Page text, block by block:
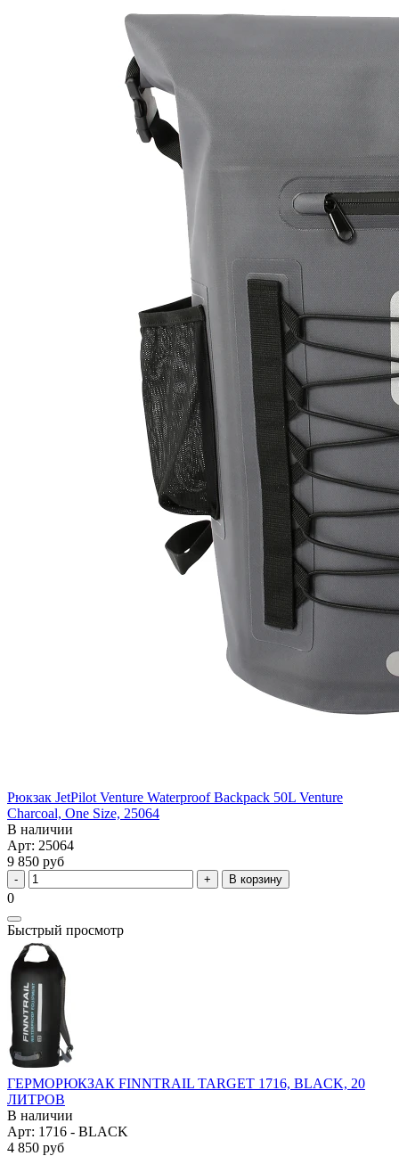
Рюкзак JetPilot Venture Waterproof Backpack 50L Venture
Charcoal, One Size, 25064
В наличии
Арт: 25064
9 850 руб
В корзину
0
Быстрый просмотр
ГЕРМОРЮКЗАК FINNTRAIL TARGET 1716, BLACK, 20
ЛИТРОВ
В наличии
Арт: 1716 - BLACK
4 850 руб